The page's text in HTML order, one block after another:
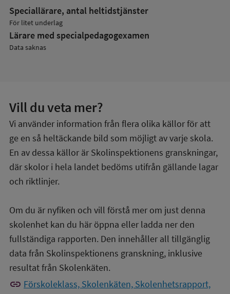
Speciallärare, antal heltidstjänster
För litet underlag
Lärare med specialpedagog­examen
Data saknas
Vill du veta mer?
Vi använder information från flera olika källor för att
ge en så heltäckande bild som möjligt av varje skola.
En av dessa källor är Skolinspektionens granskningar,
där skolor i hela landet bedöms utifrån gällande lagar
och riktlinjer.
Om du är nyfiken och vill förstå mer om just denna
skolenhet kan du här öppna eller ladda ner den
fullständiga rapporten. Den innehåller all tillgänglig
data från Skolinspektionens granskning, inklusive
resultat från Skolenkäten.
link Förskoleklass, Skolenkäten, Skolenhetsrapport,